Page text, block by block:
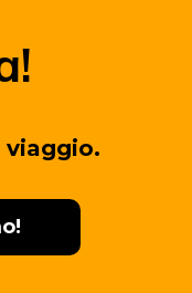
viaggio.